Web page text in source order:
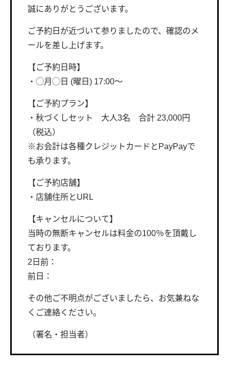
誠にありがとうございます。
ご予約日が近づいて参りましたので、確認のメ
ールを差し上げます。
【ご予約日時】
・◯月◯日 (曜日) 17:00〜
【ご予約プラン】
・秋づくしセット 大人3名 合計 23,000円
（税込）
※お会計は各種クレジットカードとPayPayで
も承ります。
【ご予約店舗】
・店舗住所とURL
【キャンセルについて】
当時の無断キャンセルは料金の100％を頂戴し
ております。
2日前：
前日：
その他ご不明点がございましたら、お気兼ねな
くご連絡ください。
（署名・担当者）